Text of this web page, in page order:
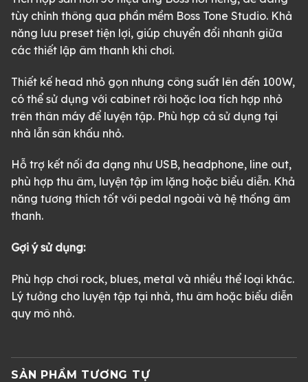
tùy chỉnh thông qua phần mềm Boss Tone Studio. Khả
năng lưu preset tiện lợi, giúp chuyển đổi nhanh giữa
các thiết lập âm thanh khi chơi.
Thiết kế head nhỏ gọn nhưng công suất lên đến 100W,
có thể sử dụng với cabinet rời hoặc loa tích hợp nhỏ
trên thân máy để luyện tập. Phù hợp cả sử dụng tại
nhà lẫn sân khấu nhỏ.
Hỗ trợ kết nối đa dạng như USB, headphone, line out,
phù hợp thu âm, luyện tập im lặng hoặc biểu diễn. Khả
năng tương thích tốt với pedal ngoài và hệ thống âm
thanh.
Gợi ý sử dụng:
Phù hợp chơi rock, blues, metal và nhiều thể loại khác.
Lý tưởng cho luyện tập tại nhà, thu âm hoặc biểu diễn
quy mô nhỏ.
SẢN PHẨM TƯƠNG TỰ